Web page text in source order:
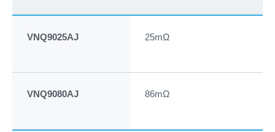
VNQ9025AJ 25mΩ
VNQ9080AJ 86mΩ